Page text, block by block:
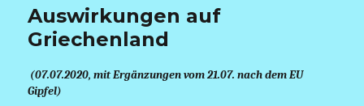
Auswirkungen auf
Griechenland
(07.07.2020, mit Ergänzungen vom 21.07. nach dem EU
Gipfel)